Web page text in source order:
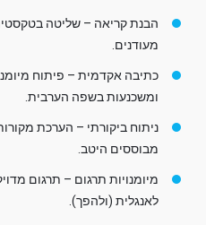
הבנת קריאה – שליטה
מעודנים.
כתיבה אקדמית – פיתוח
ומשכנעות בשפה הערבית.
ניתוח ביקורתי – הערכת
מבוססים היטב.
מיומנויות תרגום – תרגום
לאנגלית (ולהפך).